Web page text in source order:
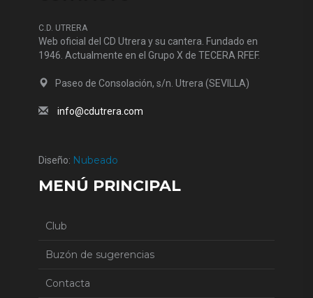
C.D. UTRERA
Web oficial del CD Utrera y su cantera. Fundado en
1946. Actualmente en el Grupo X de TECERA RFEF.
Paseo de Consolación, s/n. Utrera (SEVILLA)
info@cdutrera.com
Diseño: Nubeado
MENÚ PRINCIPAL
Club
Buzón de sugerencias
Contacta